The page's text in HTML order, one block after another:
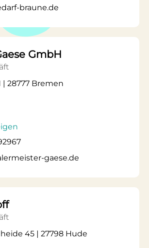
braune.de
GmbH
| 28777 Bremen
gaese.de
45 | 27798 Hude